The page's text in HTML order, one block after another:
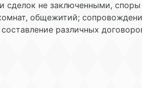
сделок не заключенными,
общежитий;
различных